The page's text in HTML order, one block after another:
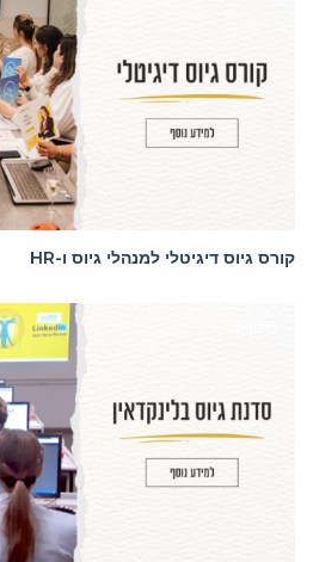
קורס גיוס דיגיטלי למנהלי גיוס ו-HR